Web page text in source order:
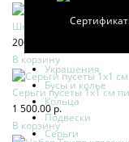
Украшения
Бусы и колье
Кольца
Подвески
Серьги
Шнурок для крестиков
200.00 р.
В корзину
Серьги пусеты 1х1 см
1 500.00 р.
В корзину